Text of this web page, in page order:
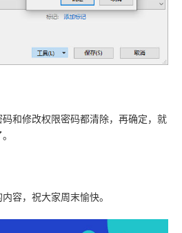
和修改权限密码都清除，再确定，就
容，祝大家周末愉快。